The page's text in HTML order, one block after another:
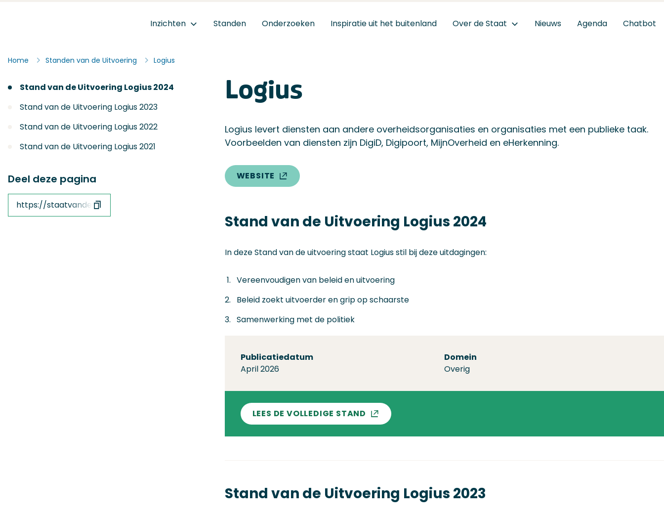
Inzichten Standen Onderzoeken Inspiratie uit het buitenland Over de Staat Nieuws Agenda Chatbot
Home Standen van de Uitvoering Logius
Stand van de Uitvoering Logius 2024
Stand van de Uitvoering Logius 2023
Stand van de Uitvoering Logius 2022
Stand van de Uitvoering Logius 2021
Deel deze pagina
https://staatvandeuitvoering.nl/afzender/logius/
Logius
Logius levert diensten aan andere overheidsorganisaties en organisaties met een publieke taak.
Voorbeelden van diensten zijn DigiD, Digipoort, MijnOverheid en eHerkenning.
WEBSITE
Stand van de Uitvoering Logius 2024
In deze Stand van de uitvoering staat Logius stil bij deze uitdagingen:
Vereenvoudigen van beleid en uitvoering
Beleid zoekt uitvoerder en grip op schaarste
Samenwerking met de politiek
Publicatiedatum
April 2026
Domein
Overig
LEES DE VOLLEDIGE STAND
Stand van de Uitvoering Logius 2023